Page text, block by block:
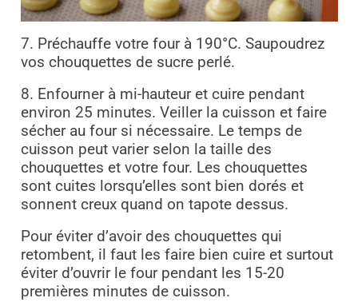
7. Préchauffe votre four à 190°C. Saupoudrez
vos chouquettes de sucre perlé.
8. Enfourner à mi-hauteur et cuire pendant
environ 25 minutes. Veiller la cuisson et faire
sécher au four si nécessaire. Le temps de
cuisson peut varier selon la taille des
chouquettes et votre four. Les chouquettes
sont cuites lorsqu’elles sont bien dorés et
sonnent creux quand on tapote dessus.
Pour éviter d’avoir des chouquettes qui
retombent, il faut les faire bien cuire et surtout
éviter d’ouvrir le four pendant les 15-20
premières minutes de cuisson.